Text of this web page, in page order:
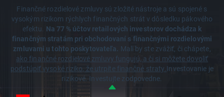
Finančné rozdielové zmluvy sú zložité nástroje a sú spojené s
vysokým rizikom rýchlych finančných strát v dôsledku pákového
efektu. Na 77 % účtov retailových investorov dochádza k
finančným stratám pri obchodovaní s finančnými rozdielovými
zmluvami u tohto poskytovateľa. Mali by ste zvážiť, či chápete,
ako finančné rozdielové zmluvy fungujú, a či si môžete dovoliť
podstúpiť vysoké riziko, že utrpíte finančné straty.Investovanie je
rizikové. Investujte zodpovedne.